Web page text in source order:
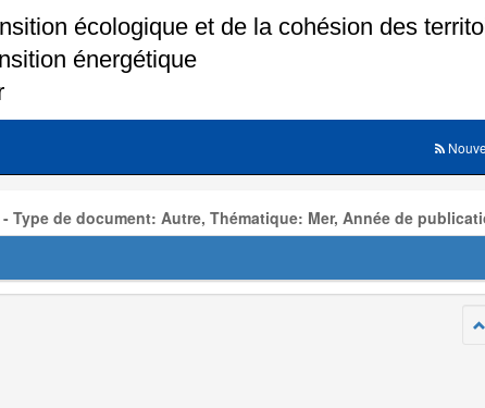
Type de document: Autre, Thématique: Mer, Année de